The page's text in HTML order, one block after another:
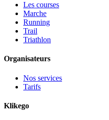
Les courses
Marche
Running
Trail
Triathlon
Organisateurs
Nos services
Tarifs
Klikego